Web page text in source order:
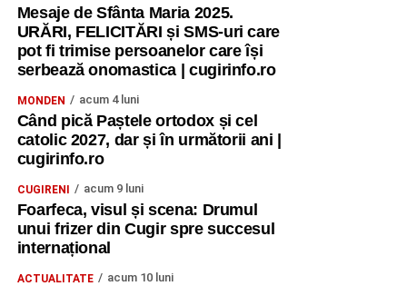
Mesaje de Sfânta Maria 2025.
URĂRI, FELICITĂRI și SMS-uri care
pot fi trimise persoanelor care își
serbează onomastica | cugirinfo.ro
MONDEN acum 4 luni
Când pică Paștele ortodox și cel
catolic 2027, dar și în următorii ani |
cugirinfo.ro
CUGIRENI acum 9 luni
Foarfeca, visul și scena: Drumul
unui frizer din Cugir spre succesul
internațional
ACTUALITATE acum 10 luni